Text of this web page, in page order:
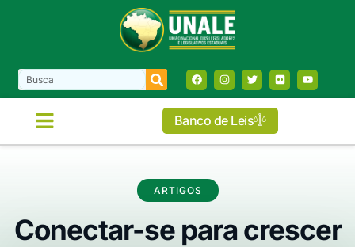
Banco de Leis
ARTIGOS
Conectar-se para crescer